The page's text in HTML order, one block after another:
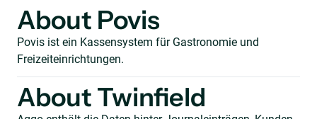
About Povis
Povis ist ein Kassensystem für Gastronomie und
Freizeiteinrichtungen.
About Twinfield